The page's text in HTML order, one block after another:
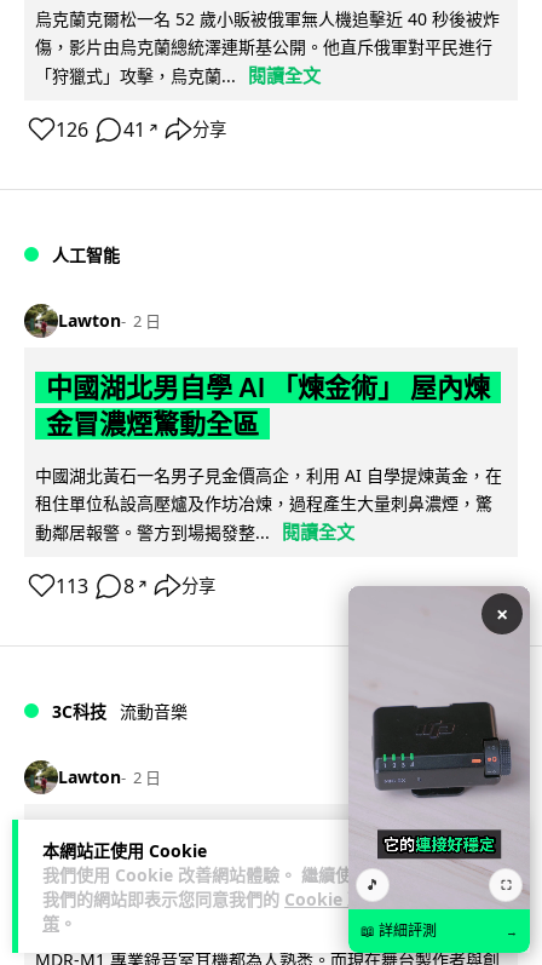
本網站正使用 Cookie
我們使用 Cookie 改善網站體驗。 繼續使用
我們的網站即表示您同意我們的 Cookie 政
策 。
烏克蘭克爾松一名 52 歲小販被俄軍無人機追擊近 40 秒後被炸
傷，影片由烏克蘭總統澤連斯基公開。他直斥俄軍對平民進行
「狩獵式」攻擊，烏克蘭...
閱讀全文
126 41 ↗ 分享
人工智能
Lawton 2 日
中國湖北男自學 AI 「煉金術」 屋內煉
金冒濃煙驚動全區
中國湖北黃石一名男子見金價高企，利用 AI 自學提煉黃金，在
租住單位私設高壓爐及作坊冶煉，過程產生大量刺鼻濃煙，驚
動鄰居報警。警方到場揭發整...
閱讀全文
113 8 ↗ 分享
3C科技 流動音樂
Lawton 2 日 89
【評測】Sony IER-M500 入耳式監聽
耳機：現場拍攝、後製監聽與人聲利器
談到專業混音專用的聲音監聽耳機，Sony 經典 MDR-7506 到
MDR-M1 專業錄音室耳機都為人熟悉。而現在舞台製作者與創
×
🎵 ⛶
📖 詳細評測 →